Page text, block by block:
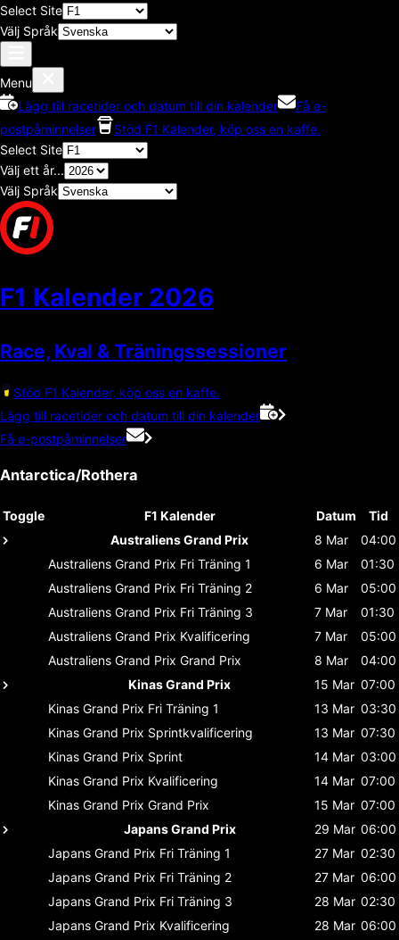
Select Site
Välj Språk
Menu
Lägg till racetider och datum till din kalender
Få e-
postpåminnelser
Stöd F1 Kalender, köp oss en kaffe.
Select Site
Välj ett år...
Välj Språk
F1 Kalender 2026
Race, Kval & Träningssessioner
Stöd F1 Kalender, köp oss en kaffe.
Lägg till racetider och datum till din kalender
Få e-postpåminnelser
Antarctica/Rothera
Toggle F1 Kalender Datum
Tid
Australiens Grand Prix
8 Mar
04:00
Australiens Grand Prix Fri Träning 1 6 Mar
01:30
Australiens Grand Prix Fri Träning 2 6 Mar
05:00
Australiens Grand Prix Fri Träning 3 7 Mar
01:30
Australiens Grand Prix Kvalificering 7 Mar
05:00
Australiens Grand Prix Grand Prix 8 Mar
04:00
Kinas Grand Prix
15 Mar 07:00
Kinas Grand Prix Fri Träning 1 13 Mar 03:30
Kinas Grand Prix Sprintkvalificering 13 Mar 07:30
Kinas Grand Prix Sprint 14 Mar 03:00
Kinas Grand Prix Kvalificering 14 Mar 07:00
Kinas Grand Prix Grand Prix 15 Mar 07:00
Japans Grand Prix
29 Mar 06:00
Japans Grand Prix Fri Träning 1 27 Mar 02:30
Japans Grand Prix Fri Träning 2 27 Mar 06:00
Japans Grand Prix Fri Träning 3 28 Mar 02:30
Japans Grand Prix Kvalificering 28 Mar 06:00